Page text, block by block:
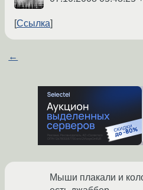
Ссылка
←
Мыши плакали и